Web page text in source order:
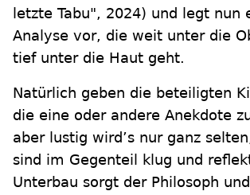
letzte Tabu", 2024) und legt nun
Analyse vor, die weit unter die
tief unter die Haut geht.
Natürlich geben die beteiligten
die eine oder andere Anekdote
aber lustig wird’s nur ganz
sind im Gegenteil klug und
Unterbau sorgt der Philosoph